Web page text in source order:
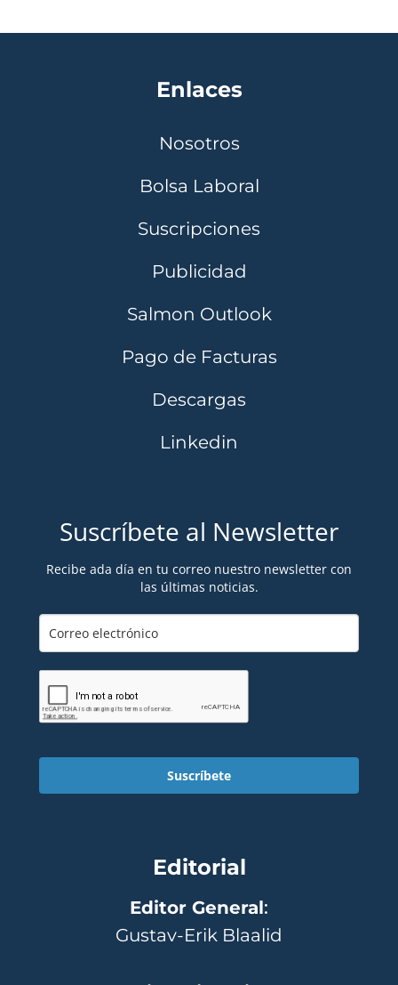
Enlaces
Nosotros
Bolsa Laboral
Suscripciones
Publicidad
Salmon Outlook
Pago de Facturas
Descargas
Linkedin
Suscríbete al Newsletter
Recibe ada día en tu correo nuestro newsletter con
las últimas noticias.
Suscríbete
Editorial
Editor General:
Gustav-Erik Blaalid